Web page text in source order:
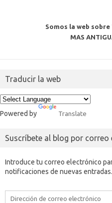
Somos la web
MAS
Traducir la web
Powered by Translate
Suscríbete al blog por correo
Introduce tu correo electrónico
notificaciones de nuevas entradas.
Dirección